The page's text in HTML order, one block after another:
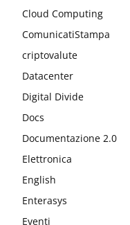
Cloud Computing
ComunicatiStampa
criptovalute
Datacenter
Digital Divide
Docs
Documentazione 2.0
Elettronica
English
Enterasys
Eventi